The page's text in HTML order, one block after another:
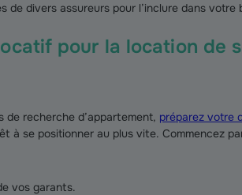
de divers assureurs pour l’inclure dans votre
pour la location de
de recherche d’appartement, préparez votre
se positionner au plus vite. Commencez
vos garants.